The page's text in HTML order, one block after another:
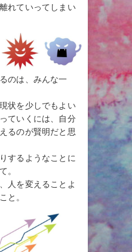
れていってしまい
のは、みんな一
状を少しでもよい
ていくには、自分
るのが賢明だと思
するようなことに
。
人を変えることよ
と。